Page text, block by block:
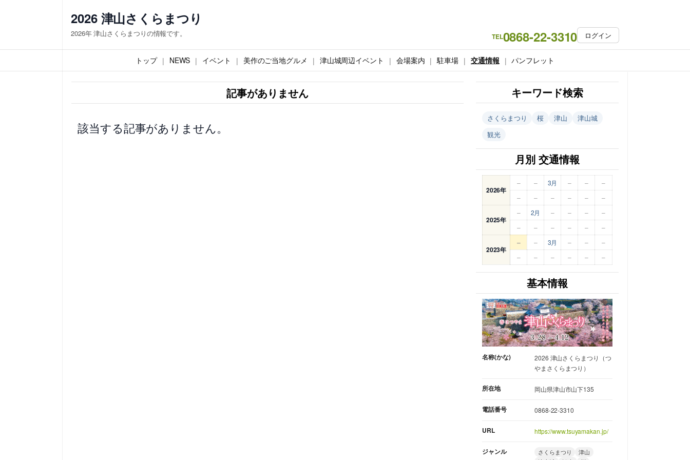
ス
キ
2026 津山さくらまつり
2026年 津山さくらまつりの情報です。 TEL0868-22-3310 ログイン
トップ NEWS イベント 美作のご当地グルメ 津山城周辺イベント 会場案内 駐車場 交通情報 パンフレット
記事がありません
該当する記事がありません。
キーワード検索
さくらまつり 桜 津山
津山城
観光
月別 交通情報
2026年
– – 3月 – –
–
–
– – – – –
2025年
– 2月 – – –
–
–
– – – – –
2023年
– – 3月 – –
–
–
– – – – –
基本情報
名称(かな)
2026 津山さくらまつり（つ
やまさくらまつり）
所在地 岡山県津山市山下135
電話番号 0868-22-3310
URL https://www.tsuyamakan.jp/
ジャンル さくらまつり
津山